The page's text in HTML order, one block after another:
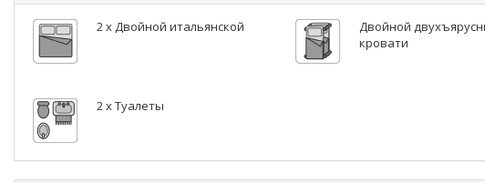
2 x Двойной итальянской
Двойной
кровати
2 x Туалеты